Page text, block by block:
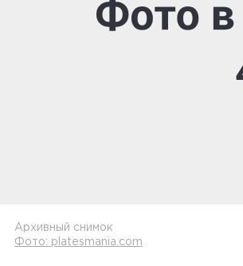
Архивный снимок
Фото: platesmania.com